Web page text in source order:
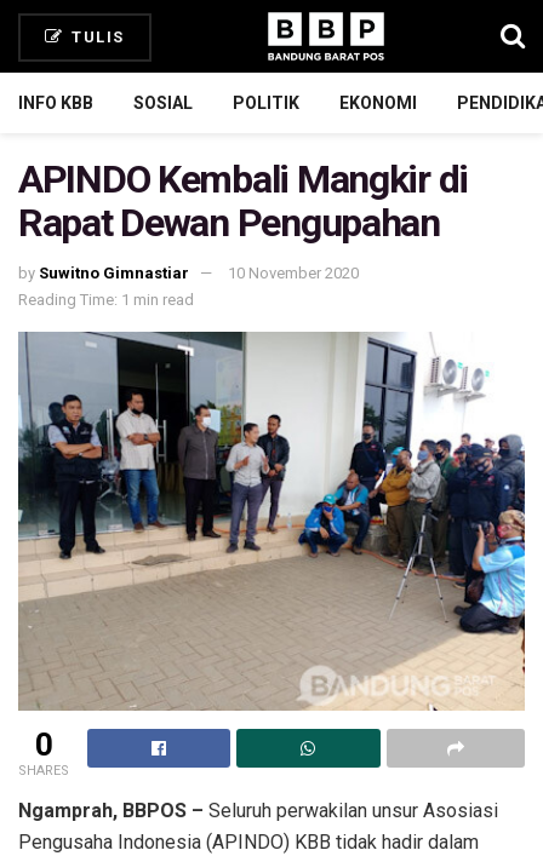
TULIS
INFO KBB SOSIAL POLITIK EKONOMI
APINDO Kembali Mangkir di
Rapat Dewan Pengupahan
by Suwitno Gimnastiar
10 November 2020
Reading Time: 1 min read
0
SHARES
Ngamprah, BBPOS – Seluruh perwakilan unsur Asosiasi
Pengusaha Indonesia (APINDO) KBB tidak hadir dalam